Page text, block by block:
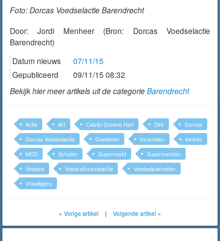
Foto: Dorcas Voedselactie Barendrecht
Door:Jordi Menheer(Bron: Dorcas Voedselactie
Barendrecht)
Datum nieuws
07/11/15
Gepubliceerd
09/11/15 08:32
Bekijk hier meer artikels uit de categorieBarendrecht
Actie AH Calvijn Groene Hart Dirk
Dorcas
Dorcas Voedselactie
Goederen Inzamelen
Kerken
MCD
Scholen Supermarkt
Supermarkten
Voedsel
Voedselinzamelactie
Voedselpakketten
Vrijwilligers
« Vorige artikel | Volgende artikel »